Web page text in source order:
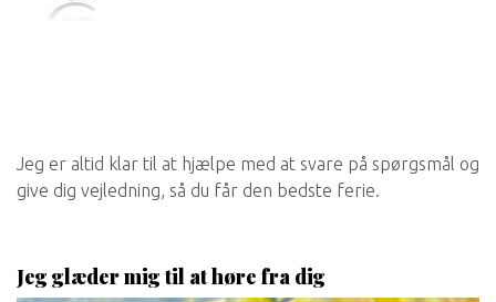
Jeg er altid klar til at hjælpe med at svare på spørgsmål og
give dig vejledning, så du får den bedste ferie.
Jeg glæder mig til at høre fra dig